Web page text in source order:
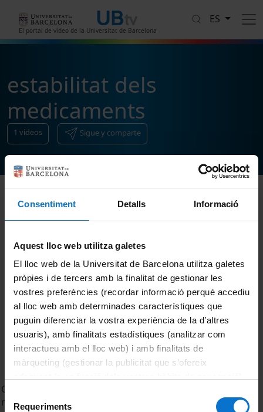
Consentiment Detalls Informació
Aquest lloc web utilitza galetes
El lloc web de la Universitat de Barcelona utilitza galetes
pròpies i de tercers amb la finalitat de gestionar les
vostres preferències (recordar informació perquè accediu
al lloc web amb determinades característiques que
puguin diferenciar la vostra experiència de la d’altres
usuaris), amb finalitats estadístiques (analitzar com
interactueu amb el lloc web) i amb finalitats de
màrqueting (gestionar la publicitat que s’ofereix
consultar laPolítica de galetes del lloc web de la
Selecció
Requeriments
El portal de vídeo de la Universitat de Barcelona
ES
estabilitat dels
medicaments
1 vídeos Sigue y comparte
Ordenar
Concepte de Dosi. Eficàcia, Seguretat i Estabilitat de
medicaments